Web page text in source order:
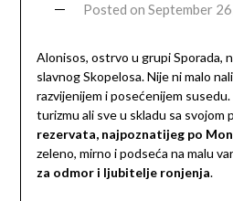
Posted on September
Alonisos, ostrvo u grupi Sporada,
slavnog Skopelosa. Nije ni malo
razvijenijem i posećenijem susedu.
turizmu ali sve u skladu sa svojom
rezervata, najpoznatijeg po
zeleno, mirno i podseća na malu
za odmor i ljubitelje ronjenja.